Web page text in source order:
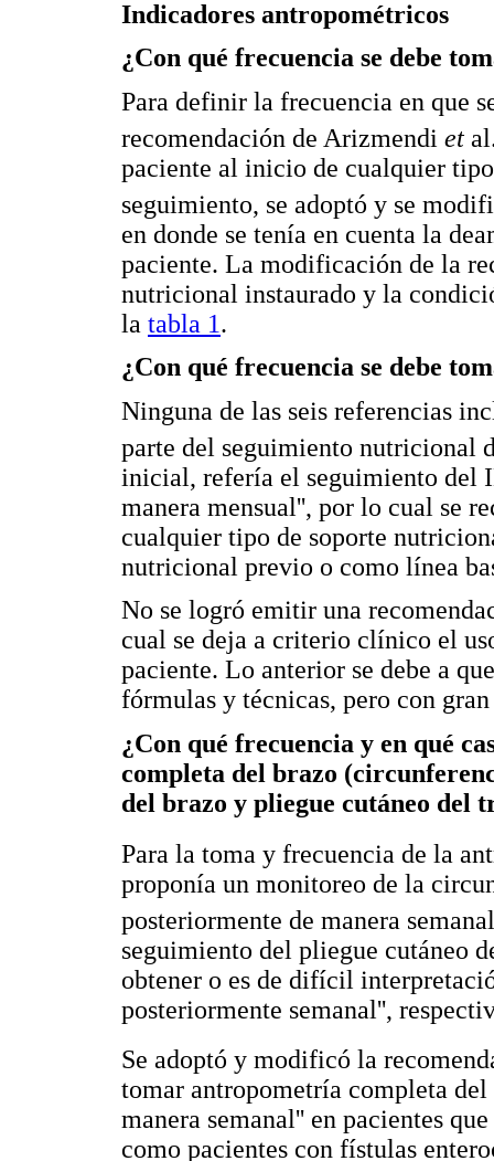
Indicadores antropométricos
¿Con qué frecuencia se debe
Para definir la frecuencia en que
recomendación de Arizmendi et
paciente al inicio de cualquier
seguimiento, se adoptó y se
en donde se tenía en cuenta la
paciente. La modificación de la
nutricional instaurado y la
la tabla 1.
¿Con qué frecuencia se debe
Ninguna de las seis referencias
parte del seguimiento nutricional
inicial, refería el seguimiento del
manera mensual'', por lo cual se
cualquier tipo de soporte
nutricional previo o como línea
No se logró emitir una
cual se deja a criterio clínico el
paciente. Lo anterior se debe a
fórmulas y técnicas, pero con
¿Con qué frecuencia y en qué
completa del brazo
del brazo y pliegue cutáneo del
Para la toma y frecuencia de la
proponía un monitoreo de la
posteriormente de manera
seguimiento del pliegue cutáneo
obtener o es de difícil
posteriormente semanal'',
Se adoptó y modificó la
tomar antropometría completa
manera semanal'' en pacientes
como pacientes con fístulas